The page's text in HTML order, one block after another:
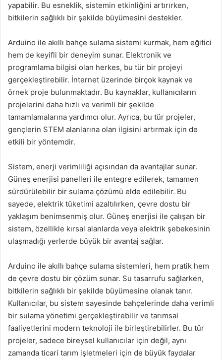
yapabilir. Bu esneklik, sistemin etkinliğini artırırken,
bitkilerin sağlıklı bir şekilde büyümesini destekler.
Arduino ile akıllı bahçe sulama sistemi kurmak, hem eğitici
hem de keyifli bir deneyim sunar. Elektronik ve
programlama bilgisi olan herkes, bu tür bir projeyi
gerçekleştirebilir. İnternet üzerinde birçok kaynak ve
örnek proje bulunmaktadır. Bu kaynaklar, kullanıcıların
projelerini daha hızlı ve verimli bir şekilde
tamamlamalarına yardımcı olur. Ayrıca, bu tür projeler,
gençlerin STEM alanlarına olan ilgisini artırmak için de
etkili bir yöntemdir.
Sistem, enerji verimliliği açısından da avantajlar sunar.
Güneş enerjisi panelleri ile entegre edilerek, tamamen
sürdürülebilir bir sulama çözümü elde edilebilir. Bu
sayede, elektrik tüketimi azaltılırken, çevre dostu bir
yaklaşım benimsenmiş olur. Güneş enerjisi ile çalışan bir
sistem, özellikle kırsal alanlarda veya elektrik şebekesinin
ulaşmadığı yerlerde büyük bir avantaj sağlar.
Arduino ile akıllı bahçe sulama sistemleri, hem pratik hem
de çevre dostu bir çözüm sunar. Su tasarrufu sağlarken,
bitkilerin sağlıklı bir şekilde büyümesine olanak tanır.
Kullanıcılar, bu sistem sayesinde bahçelerinde daha verimli
bir sulama yönetimi gerçekleştirebilir ve tarımsal
faaliyetlerini modern teknoloji ile birleştirebilirler. Bu tür
projeler, sadece bireysel kullanıcılar için değil, aynı
zamanda ticari tarım işletmeleri için de büyük faydalar